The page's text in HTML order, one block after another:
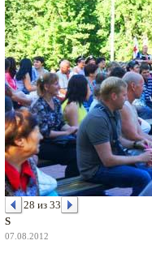
28 из 33
S
07.08.2012